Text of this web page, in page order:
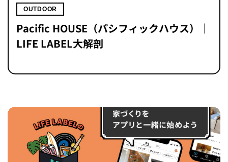
OUTDOOR
Pacific HOUSE（パシフィックハウス）｜
LIFE LABEL大解剖